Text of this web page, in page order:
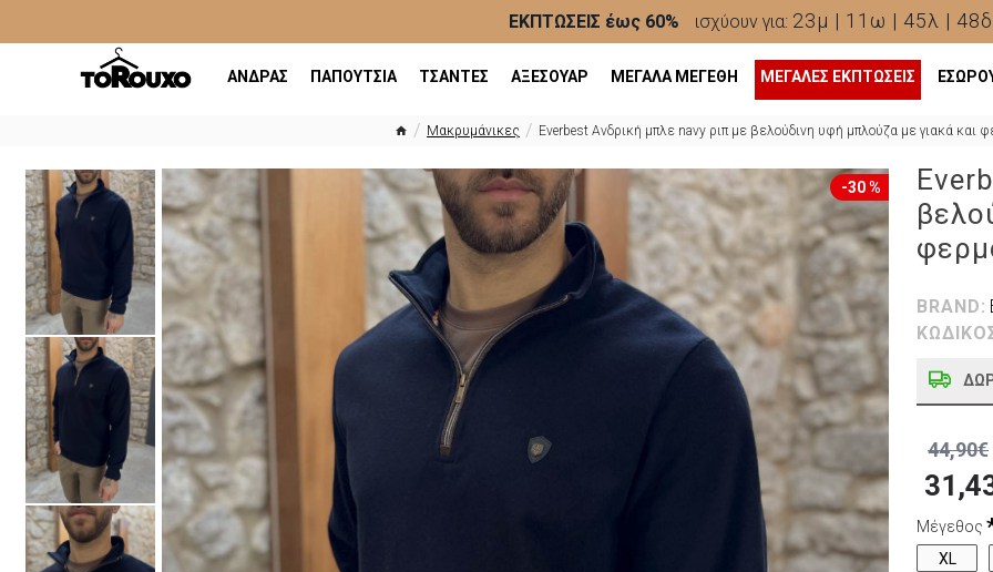
ΕΚΠΤΩΣΕΙΣ έως 60% ισχύουν για: 23μ | 11ω | 45λ | 46δ
ΑΝΔΡΑΣ ΠΑΠΟΥΤΣΙΑ ΤΣΑΝΤΕΣ ΑΞΕΣΟΥΑΡ ΜΕΓΑΛΑ ΜΕΓΕΘΗ ΜΕΓΆΛΕΣ ΕΚΠΤΏΣΕΙΣ
Μακρυμάνικες Everbest Ανδρική μπλε navy ριπ με βελούδινη υφή μπλούζα με γιακά και
-30 %
BRAND:
44,90€
Μέγεθος
XL